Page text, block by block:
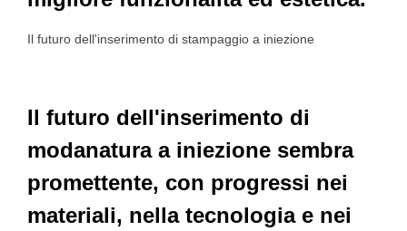
Il futuro dell'inserimento di stampaggio a iniezione
Il futuro dell'inserimento di
modanatura a iniezione sembra
promettente, con progressi nei
materiali, nella tecnologia e nei